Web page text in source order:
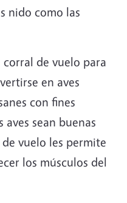
nido como las
de vuelo para
en aves
con fines
sean buenas
vuelo les permite
los músculos del